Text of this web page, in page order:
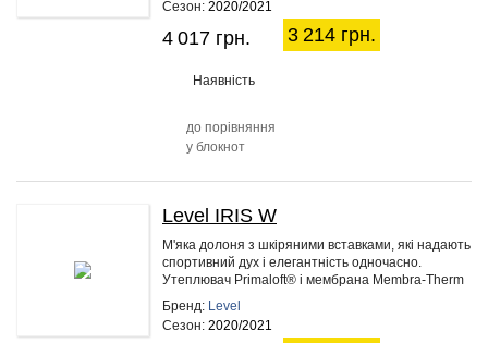
Сезон: 2020/2021
4 017 грн. 3 214 грн.
Наявність
до порівняння
у блокнот
Level IRIS W
М'яка долоня з шкіряними вставками, які надають
спортивний дух і елегантність одночасно.
Утеплювач Primaloft® і мембрана Membra-Therm
Plus забезпечать сухість…
Бренд: Level
Сезон: 2020/2021